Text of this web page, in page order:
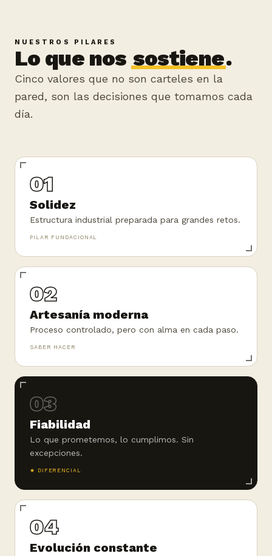
NUESTROS PILARES
Lo que nos sostiene.
Cinco valores que no son carteles en la
pared, son las decisiones que tomamos cada
día.
01
Solidez
Estructura industrial preparada para grandes retos.
PILAR FUNDACIONAL
02
Artesanía moderna
Proceso controlado, pero con alma en cada paso.
SABER HACER
03
Fiabilidad
Lo que prometemos, lo cumplimos. Sin
excepciones.
★ DIFERENCIAL
04
Evolución constante